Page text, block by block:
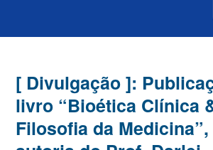
[ Divulgação ]:
livro “Bioética Clínica
Filosofia da Medicina”,